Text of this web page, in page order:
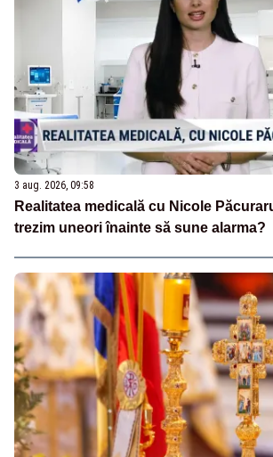
3 aug. 2026, 09:58
Realitatea medicală cu Nicole
trezim uneori înainte să sune alarma?